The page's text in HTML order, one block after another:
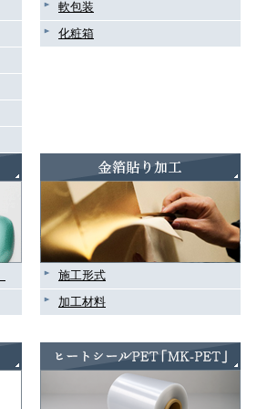
軟包装
化粧箱
施工形式
加工材料